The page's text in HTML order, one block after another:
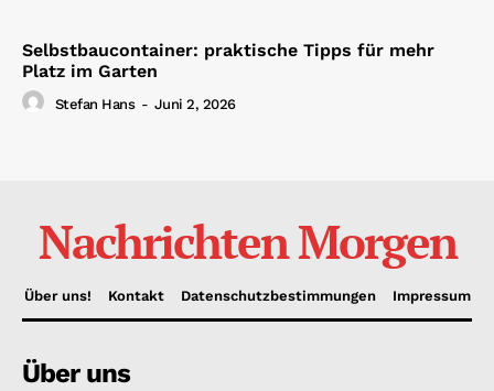
Selbstbaucontainer: praktische Tipps für mehr
Platz im Garten
Stefan Hans - Juni 2, 2026
Nachrichten Morgen
Über uns! Kontakt Datenschutzbestimmungen Impressum
Über uns